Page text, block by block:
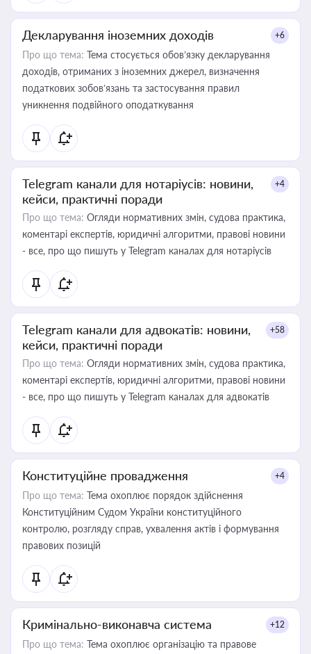
Декларування іноземних доходів +6
Про що тема: Тема стосується обов’язку декларування
доходів, отриманих з іноземних джерел, визначення
податкових зобов’язань та застосування правил
уникнення подвійного оподаткування
Telegram канали для нотаріусів: новини,
кейси, практичні поради
+4
Про що тема: Огляди нормативних змін, судова практика,
коментарі експертів, юридичні алгоритми, правові новини
- все, про що пишуть у Telegram каналах для нотаріусів
Telegram канали для адвокатів: новини,
кейси, практичні поради
+58
Про що тема: Огляди нормативних змін, судова практика,
коментарі експертів, юридичні алгоритми, правові новини
- все, про що пишуть у Telegram каналах для адвокатів
Конституційне провадження +4
Про що тема: Тема охоплює порядок здійснення
Конституційним Судом України конституційного
контролю, розгляду справ, ухвалення актів і формування
правових позицій
Кримінально-виконавча система +12
Про що тема: Тема охоплює організацію та правове